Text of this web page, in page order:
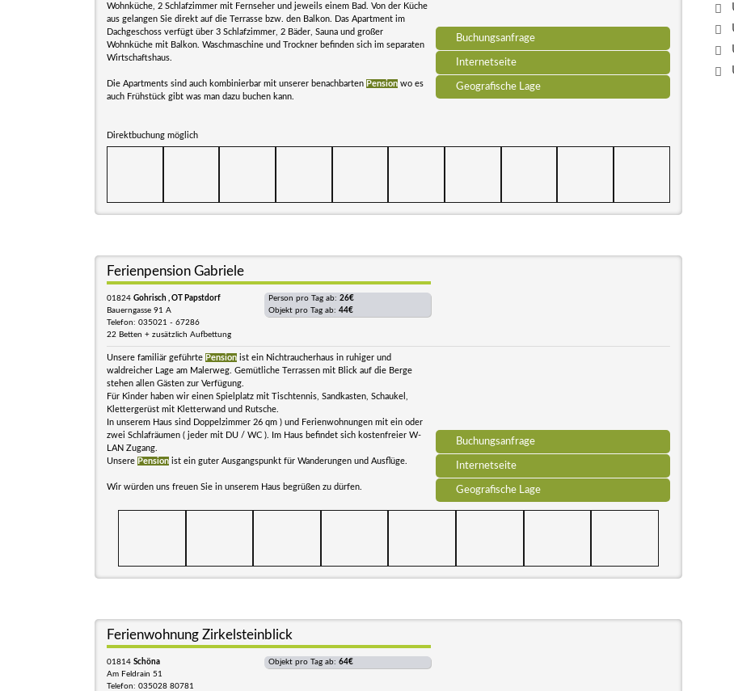
Buchungsanfrage
Internetseite
Geografische Lage
Wohnküche, 2 Schlafzimmer mit Fernseher und jeweils einem Bad. Von der Küche
aus gelangen Sie direkt auf die Terrasse bzw. den Balkon. Das Apartment im
Dachgeschoss verfügt über 3 Schlafzimmer, 2 Bäder, Sauna und großer
Wohnküche mit Balkon. Waschmaschine und Trockner befinden sich im separaten
Wirtschaftshaus.
Die Apartments sind auch kombinierbar mit unserer benachbarten Pension wo es
auch Frühstück gibt was man dazu buchen kann.
Direktbuchung möglich
Buchungsanfrage
Internetseite
Geografische Lage
Ferienpension Gabriele
01824 Gohrisch , OT Papstdorf
Bauerngasse 91 A
Telefon: 035021 - 67286
22 Betten + zusätzlich Aufbettung
Person pro Tag ab: 26€
Objekt pro Tag ab: 44€
Unsere familiär geführte Pension ist ein Nichtraucherhaus in ruhiger und
waldreicher Lage am Malerweg. Gemütliche Terrassen mit Blick auf die Berge
stehen allen Gästen zur Verfügung.
Für Kinder haben wir einen Spielplatz mit Tischtennis, Sandkasten, Schaukel,
Klettergerüst mit Kletterwand und Rutsche.
In unserem Haus sind Doppelzimmer 26 qm ) und Ferienwohnungen mit ein oder
zwei Schlafräumen ( jeder mit DU / WC ). Im Haus befindet sich kostenfreier W-
LAN Zugang.
Unsere Pension ist ein guter Ausgangspunkt für Wanderungen und Ausflüge.
Wir würden uns freuen Sie in unserem Haus begrüßen zu dürfen.
Ferienwohnung Zirkelsteinblick
01814 Schöna
Am Feldrain 51
Telefon: 035028 80781
Objekt pro Tag ab: 64€